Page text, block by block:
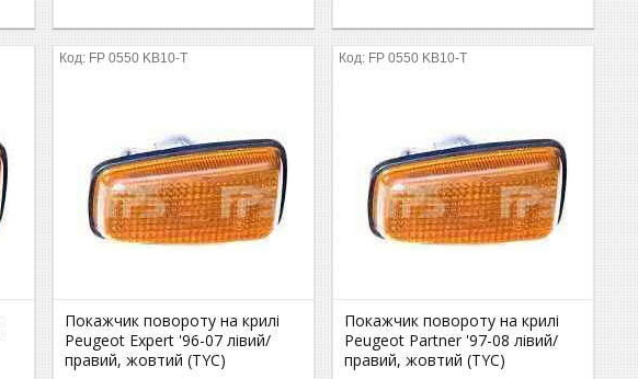
FP 0550 KB10-T
Покажчик повороту на крилі
Peugeot Expert '96-07 лівий/
правий, жовтий (TYC)
FP 0550 KB10-T
Покажчик повороту на крилі
Peugeot Partner '97-08 лівий/
правий, жовтий (TYC)